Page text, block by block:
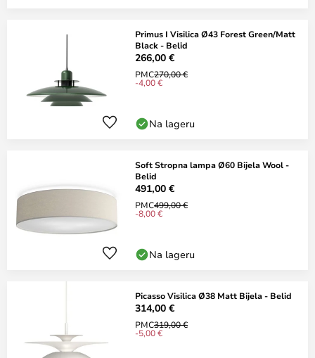
Primus I Visilica Ø43 Forest Green/Matt
Black - Belid
266,00 €
PMC270,00 €
-4,00 €
Na lageru
Soft Stropna lampa Ø60 Bijela Wool -
Belid
491,00 €
PMC499,00 €
-8,00 €
Na lageru
Picasso Visilica Ø38 Matt Bijela - Belid
314,00 €
PMC319,00 €
-5,00 €